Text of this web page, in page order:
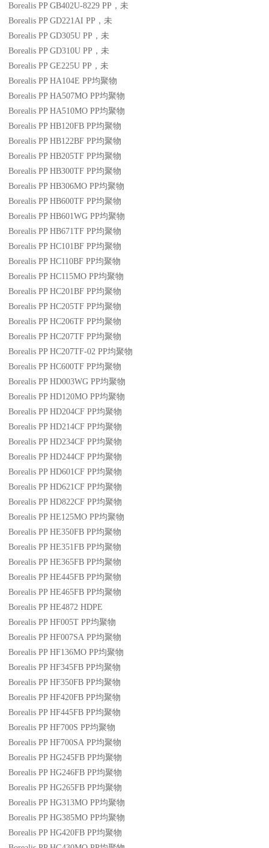
Borealis PP GB402U-8229 PP ，未
Borealis PP GD221AI PP ，未
Borealis PP GD305U PP ，未
Borealis PP GD310U PP ，未
Borealis PP GE225U PP ，未
Borealis PP HA104E PP均聚物
Borealis PP HA507MO PP均聚物
Borealis PP HA510MO PP均聚物
Borealis PP HB120FB PP均聚物
Borealis PP HB122BF PP均聚物
Borealis PP HB205TF PP均聚物
Borealis PP HB300TF PP均聚物
Borealis PP HB306MO PP均聚物
Borealis PP HB600TF PP均聚物
Borealis PP HB601WG PP均聚物
Borealis PP HB671TF PP均聚物
Borealis PP HC101BF PP均聚物
Borealis PP HC110BF PP均聚物
Borealis PP HC115MO PP均聚物
Borealis PP HC201BF PP均聚物
Borealis PP HC205TF PP均聚物
Borealis PP HC206TF PP均聚物
Borealis PP HC207TF PP均聚物
Borealis PP HC207TF-02 PP均聚物
Borealis PP HC600TF PP均聚物
Borealis PP HD003WG PP均聚物
Borealis PP HD120MO PP均聚物
Borealis PP HD204CF PP均聚物
Borealis PP HD214CF PP均聚物
Borealis PP HD234CF PP均聚物
Borealis PP HD244CF PP均聚物
Borealis PP HD601CF PP均聚物
Borealis PP HD621CF PP均聚物
Borealis PP HD822CF PP均聚物
Borealis PP HE125MO PP均聚物
Borealis PP HE350FB PP均聚物
Borealis PP HE351FB PP均聚物
Borealis PP HE365FB PP均聚物
Borealis PP HE445FB PP均聚物
Borealis PP HE465FB PP均聚物
Borealis PP HE4872 HDPE
Borealis PP HF005T PP均聚物
Borealis PP HF007SA PP均聚物
Borealis PP HF136MO PP均聚物
Borealis PP HF345FB PP均聚物
Borealis PP HF350FB PP均聚物
Borealis PP HF420FB PP均聚物
Borealis PP HF445FB PP均聚物
Borealis PP HF700S PP均聚物
Borealis PP HF700SA PP均聚物
Borealis PP HG245FB PP均聚物
Borealis PP HG246FB PP均聚物
Borealis PP HG265FB PP均聚物
Borealis PP HG313MO PP均聚物
Borealis PP HG385MO PP均聚物
Borealis PP HG420FB PP均聚物